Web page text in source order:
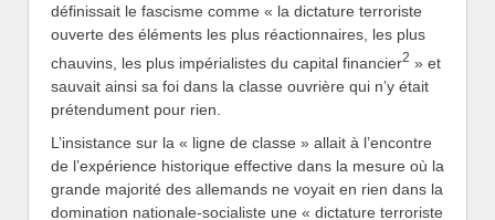
définissait le fascisme comme « la dictature terroriste
ouverte des éléments les plus réactionnaires, les plus
chauvins, les plus impérialistes du capital financier2 » et
sauvait ainsi sa foi dans la classe ouvrière qui n’y était
prétendument pour rien.
L’insistance sur la « ligne de classe » allait à l’encontre
de l’expérience historique effective dans la mesure où la
grande majorité des allemands ne voyait en rien dans la
domination nationale-socialiste une « dictature terroriste